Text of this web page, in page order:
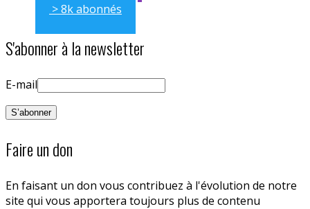
> 8k abonnés
S'abonner à la newsletter
E-mail
Faire un don
En faisant un don vous contribuez à l'évolution de notre
site qui vous apportera toujours plus de contenu